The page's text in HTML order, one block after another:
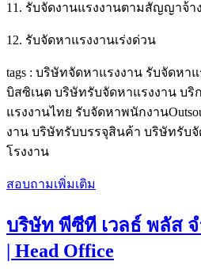
11. รับจัดงานแรงงานตามสัญญาจ้าง
12. รับจัดหาแรงงานเร่งด่วน
tags : บริษัทจัดหาแรงงาน รับจัดหา
บิสซิเนต บริษัทรับจัดหาแรงงาน บริ
แรงงานไทย รับจัดหาพนักงาน
งาน บริษัทรับบรรจุสินค้า บริษัทรับจั
โรงงาน
สอบถามเพิ่มเติม
บริษัท พีซีที เวลธ์ พลัส
| Head Office